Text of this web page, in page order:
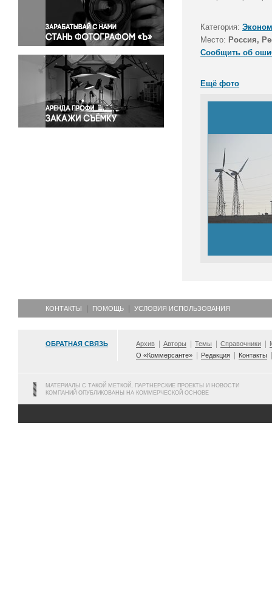
Правосудие
Происшествия и конфликты
Религия
Светская жизнь
Спорт
Экология
Экономика и бизнес
Категория:
Место: Россия,
Сообщить об
Ещё фото
КОНТАКТЫ ПОМОЩЬ УСЛОВИЯ ИСПОЛЬЗОВАНИЯ
ОБРАТНАЯ СВЯЗЬ Архив Авторы Темы Справочники
О «Коммерсанте»
Редакция Контакты
МАТЕРИАЛЫ С ТАКОЙ МЕТКОЙ, ПАРТНЕРСКИЕ ПРОЕКТЫ И НОВОСТИ
КОМПАНИЙ ОПУБЛИКОВАНЫ НА КОММЕРЧЕСКОЙ ОСНОВЕ